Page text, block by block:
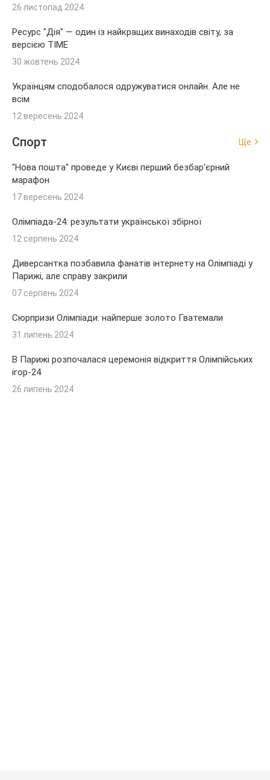
26 листопад 2024
Ресурс "Дія" — один із найкращих винаходів світу, за
версією TIME
30 жовтень 2024
Українцям сподобалося одружуватися онлайн. Але не
всім
12 вересень 2024
Спорт Ще
"Нова пошта" проведе у Києві перший безбар'єрний
марафон
17 вересень 2024
Олімпіада-24: результати української збірної
12 серпень 2024
Диверсантка позбавила фанатів інтернету на Олімпіаді у
Парижі, але справу закрили
07 серпень 2024
Сюрпризи Олімпіади: найперше золото Гватемали
31 липень 2024
В Парижі розпочалася церемонія відкриття Олімпійських
ігор-24
26 липень 2024